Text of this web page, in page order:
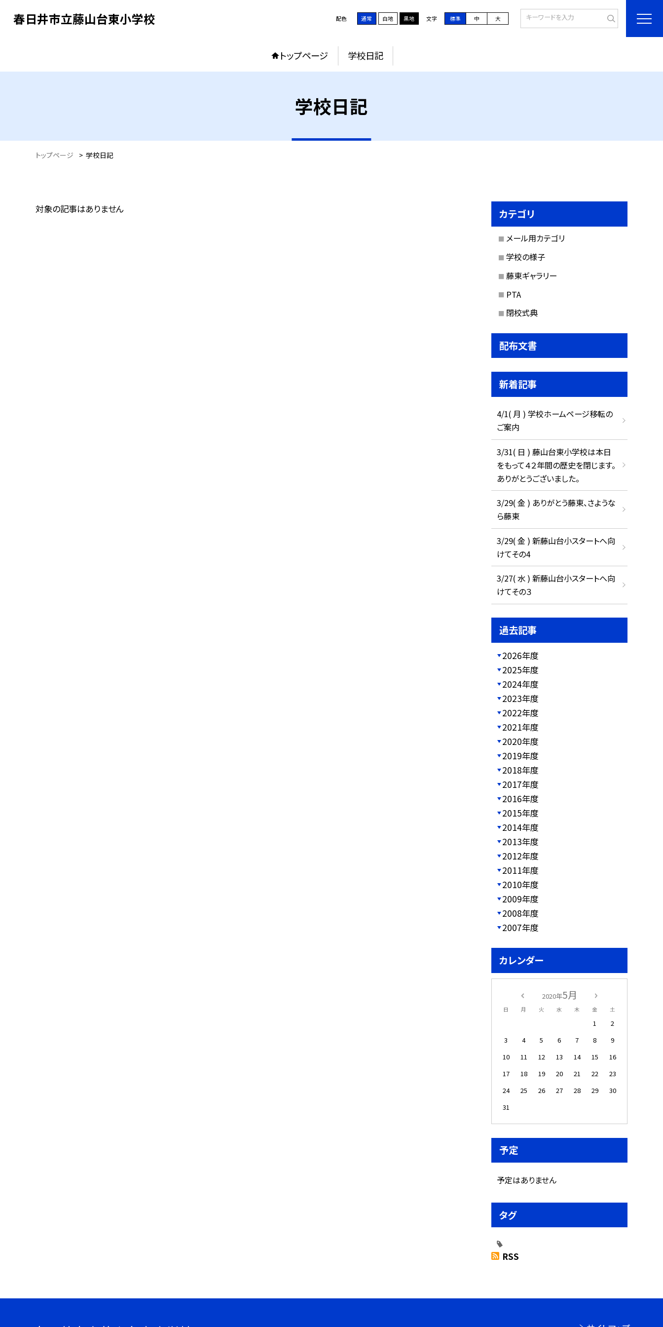
春日井市立藤山台東小学校 配色 通常 白地 黒地 文字 標準 中 大
トップページ 学校日記
学校日記
トップページ > 学校日記
対象の記事はありません カテゴリ
メール用カテゴリ
学校の様子
藤東ギャラリー
PTA
閉校式典
配布文書
新着記事
4/1( 月 ) 学校ホームページ移転の
ご案内
3/31( 日 ) 藤山台東小学校は本日
をもって４２年間の歴史を閉じます。
ありがとうございました。
3/29( 金 ) ありがとう藤東、さような
ら藤東
3/29( 金 ) 新藤山台小スタートへ向
けてその4
3/27( 水 ) 新藤山台小スタートへ向
けてその３
過去記事
2026年度
2025年度
2024年度
2023年度
2022年度
2021年度
2020年度
2019年度
2018年度
2017年度
2016年度
2015年度
2014年度
2013年度
2012年度
2011年度
2010年度
2009年度
2008年度
2007年度
カレンダー
2020年5月
日 月 火 水 木 金 土
1
2
3
4 5 6 7 8
9
10
11 12 13 14 15
16
17
18 19 20 21 22
23
24
25 26 27 28 29
30
31
予定
予定はありません
タグ
RSS